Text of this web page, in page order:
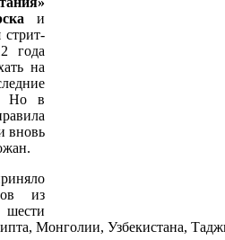
и
стрит-
года
на
Но в
вновь
из
шести
Монголии, Узбекистана,